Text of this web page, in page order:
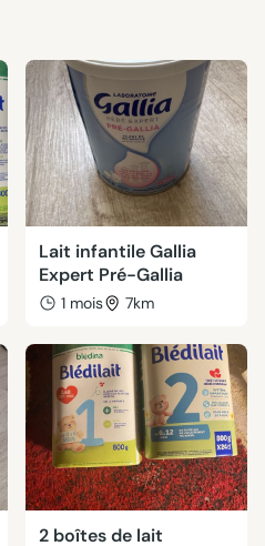
Lait infantile Gallia
Expert Pré-Gallia
1 mois 7km
2 boîtes de lait